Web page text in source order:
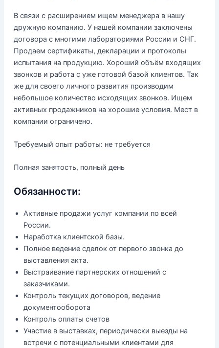
В связи с расширением ищем менеджера в нашу
дружную компанию. У нашей компании заключены
договора с многими лабораториями России и СНГ.
Продаем сертификаты, декларации и протоколы
испытания на продукцию. Хороший объём входящих
звонков и работа с уже готовой базой клиентов. Так
же для своего личного развития производим
небольшое количество исходящих звонков. Ищем
активных продажников на хорошие условия. Мест в
компании ограничено.
Требуемый опыт работы: не требуется
Полная занятость, полный день
Обязанности:
Активные продажи услуг компании по всей
России.
Наработка клиентской базы.
Полное ведение сделок от первого звонка до
выставления акта.
Выстраивание партнерских отношений с
заказчиками.
Контроль текущих договоров, ведение
документооборота
Контроль оплаты счетов
Участие в выставках, периодически выезды на
встречи с потенциальными клиентами для